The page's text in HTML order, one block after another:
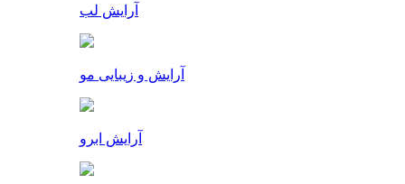
آرایش لب
آرایش و زیبایی مو
آرایش ابرو